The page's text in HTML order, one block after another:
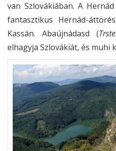
van Szlovákiában. A
fantasztikus Hernád-
Kassán. Abaújnádasd (
elhagyja Szlovákiát, és muhi